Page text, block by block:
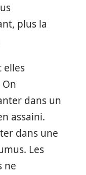
plus la
elles
dans un
assaini.
dans une
Les
ne